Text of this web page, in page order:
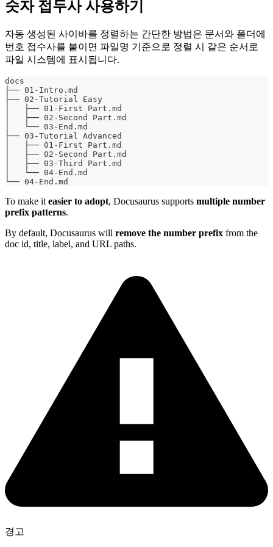
숫자 접두사 사용하기
자동 생성된 사이바를 정렬하는 간단한 방법은 문서와 폴더에
번호 접수사를 붙이면 파일명 기준으로 정렬 시 같은 순서로
파일 시스템에 표시됩니다.
docs
├── 01-Intro.md
├── 02-Tutorial Easy
│   ├── 01-First Part.md
│   ├── 02-Second Part.md
│   └── 03-End.md
├── 03-Tutorial Advanced
│   ├── 01-First Part.md
│   ├── 02-Second Part.md
│   ├── 03-Third Part.md
│   └── 04-End.md
└── 04-End.md
To make it easier to adopt, Docusaurus supports multiple number
prefix patterns.
By default, Docusaurus will remove the number prefix from the
doc id, title, label, and URL paths.
경고